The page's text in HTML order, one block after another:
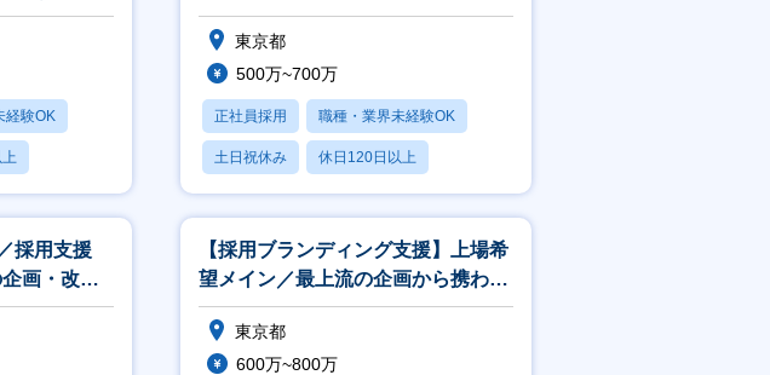
経験OK
クトの導入後のご支援をお任せ
東京都
500万~700万
正社員採用 職種・業界未経験OK
土日祝休み 休日120日以上
産休・育休あり
採用支援
画・改善
ど、制度充
【採用ブランディング支援】上場希
望メイン／最上流の企画から携わ
れ、裁量権◎
東京都
600万~800万